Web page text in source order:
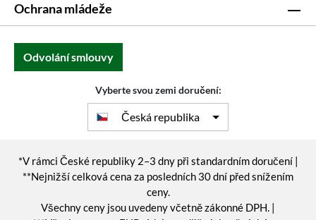
Ochrana mládeže
Odvolání smlouvy
Vyberte svou zemi doručení:
Česká republika
*V rámci České republiky 2–3 dny při standardním doručení |
**Nejnižší celková cena za posledních 30 dní před snížením
ceny.
Všechny ceny jsou uvedeny včetně zákonné DPH. |